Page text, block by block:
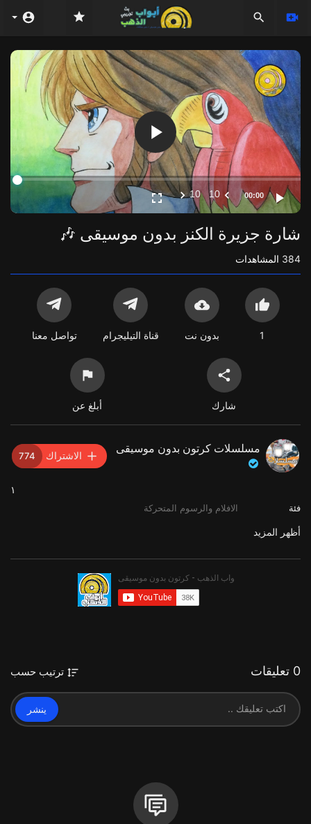
Video
Player
00:00
10
10
شارة جزيرة الكنز بدون موسيقى 🎶
384 المشاهدات
1 بدون نت قناة التيليجرام تواصل معنا
شارك أبلغ عن
مسلسلات كرتون بدون موسيقى
الاشتراك 774
١
فئة الافلام والرسوم المتحركة
أظهر المزيد
0 تعليقات ترتيب حسب
ينشر